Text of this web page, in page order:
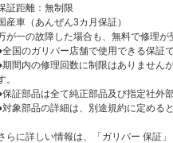
証距離：無制限
産車（あんぜん3カ月保証）
が一の故障した場合も、無料で修理が
全国のガリバー店舗で使用できる保証で
期間内の修理回数に制限はありません
。
保証部品は全て純正部品及び指定社外
対象部品の詳細は、別途規約に定める
らに詳しい情報は、「ガリバー 保証